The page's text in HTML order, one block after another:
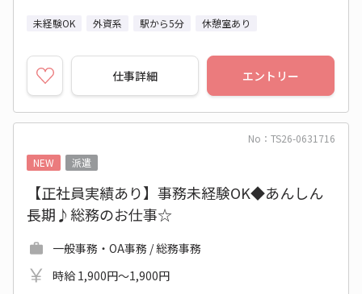
未経験OK 外資系 駅から5分 休憩室あり
仕事詳細 エントリー
No：TS26-0631716
NEW
派遣
【正社員実績あり】事務未経験OK◆あんしん
長期♪総務のお仕事☆
一般事務・OA事務 / 総務事務
時給 1,900円～1,900円